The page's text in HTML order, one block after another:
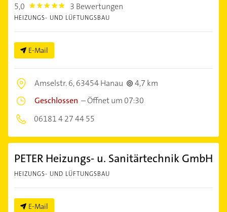
5,0 5.0 3 Bewertungen
HEIZUNGS- UND LÜFTUNGSBAU
E-Mail
Amselstr. 6,63454 Hanau
4,7 km
Geschlossen –Öffnet um 07:30
06181 4 27 44 55
PETER Heizungs- u. Sanitärtechnik GmbH
HEIZUNGS- UND LÜFTUNGSBAU
E-Mail